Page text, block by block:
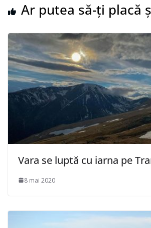
Ar putea să-ți placă
Vara se luptă cu iarna pe
8 mai 2020